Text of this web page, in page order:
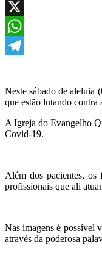
Facebook
X
WhatsApp
Neste sábado de aleluia
que estão lutando contra
A Igreja do Evangelho
Covid-19.
Além dos pacientes, os
profissionais que ali
Nas imagens é possível
através da poderosa